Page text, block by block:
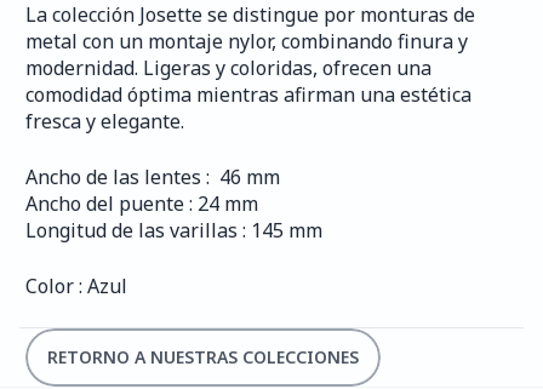
La colección Josette se distingue por monturas de
metal con un montaje nylor, combinando finura y
modernidad. Ligeras y coloridas, ofrecen una
comodidad óptima mientras afirman una estética
fresca y elegante.
Ancho de las lentes :  46 mm
Ancho del puente : 24 mm
Longitud de las varillas : 145 mm
Color : Azul
RETORNO A NUESTRAS COLECCIONES